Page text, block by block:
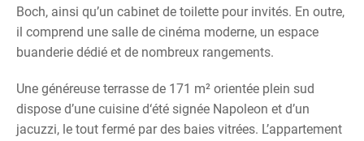
Boch, ainsi qu’un cabinet de toilette pour invités. En outre,
il comprend une salle de cinéma moderne, un espace
buanderie dédié et de nombreux rangements.
Une généreuse terrasse de 171 m² orientée plein sud
dispose d’une cuisine d‘été signée Napoleon et d’un
jacuzzi, le tout fermé par des baies vitrées. L’appartement